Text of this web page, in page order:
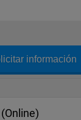
información